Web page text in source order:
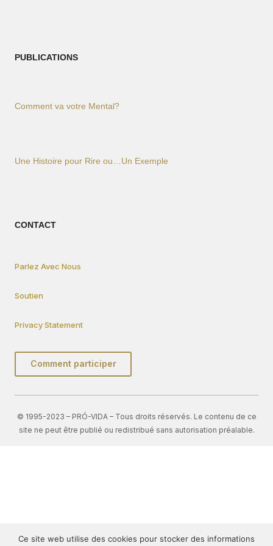
PUBLICATIONS
Comment va votre Mental?
Une Histoire pour Rire ou…Un Exemple
CONTACT
Parlez Avec Nous
Soutien
Privacy Statement
Comment participer
© 1995-2023 – PRÓ-VIDA – Tous droits réservés. Le contenu de ce
site ne peut être publié ou redistribué sans autorisation préalable.
Ce site web utilise des cookies pour stocker des informations